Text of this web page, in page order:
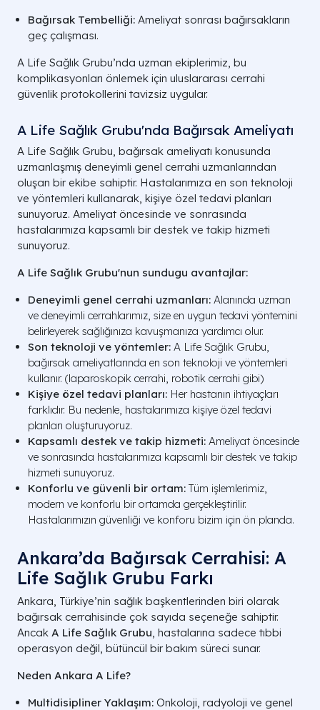
Bağırsak Tembelliği: Ameliyat sonrası bağırsakların
geç çalışması.
A Life Sağlık Grubu’nda uzman ekiplerimiz, bu
komplikasyonları önlemek için uluslararası cerrahi
güvenlik protokollerini tavizsiz uygular.
A Life Sağlık Grubu'nda Bağırsak Ameliyatı
A Life Sağlık Grubu, bağırsak ameliyatı konusunda
uzmanlaşmış deneyimli genel cerrahi uzmanlarından
oluşan bir ekibe sahiptir. Hastalarımıza en son teknoloji
ve yöntemleri kullanarak, kişiye özel tedavi planları
sunuyoruz. Ameliyat öncesinde ve sonrasında
hastalarımıza kapsamlı bir destek ve takip hizmeti
sunuyoruz.
A Life Sağlık Grubu'nun sundugu avantajlar:
Deneyimli genel cerrahi uzmanları: Alanında uzman
ve deneyimli cerrahlarımız, size en uygun tedavi yöntemini
belirleyerek sağlığınıza kavuşmanıza yardımcı olur.
Son teknoloji ve yöntemler: A Life Sağlık Grubu,
bağırsak ameliyatlarında en son teknoloji ve yöntemleri
kullanır. (laparoskopik cerrahi, robotik cerrahi gibi)
Kişiye özel tedavi planları: Her hastanın ihtiyaçları
farklıdır. Bu nedenle, hastalarımıza kişiye özel tedavi
planları oluşturuyoruz.
Kapsamlı destek ve takip hizmeti: Ameliyat öncesinde
ve sonrasında hastalarımıza kapsamlı bir destek ve takip
hizmeti sunuyoruz.
Konforlu ve güvenli bir ortam: Tüm işlemlerimiz,
modern ve konforlu bir ortamda gerçekleştirilir.
Hastalarımızın güvenliği ve konforu bizim için ön planda.
Ankara’da Bağırsak Cerrahisi: A
Life Sağlık Grubu Farkı
Ankara, Türkiye’nin sağlık başkentlerinden biri olarak
bağırsak cerrahisinde çok sayıda seçeneğe sahiptir.
Ancak A Life Sağlık Grubu , hastalarına sadece tıbbi
operasyon değil, bütüncül bir bakım süreci sunar.
Neden Ankara A Life?
Multidisipliner Yaklaşım: Onkoloji, radyoloji ve genel